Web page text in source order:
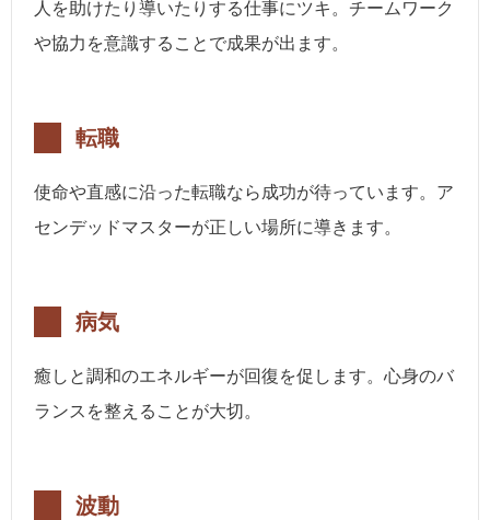
人を助けたり導いたりする仕事にツキ。チームワーク
や協力を意識することで成果が出ます。
転職
使命や直感に沿った転職なら成功が待っています。ア
センデッドマスターが正しい場所に導きます。
病気
癒しと調和のエネルギーが回復を促します。心身のバ
ランスを整えることが大切。
波動